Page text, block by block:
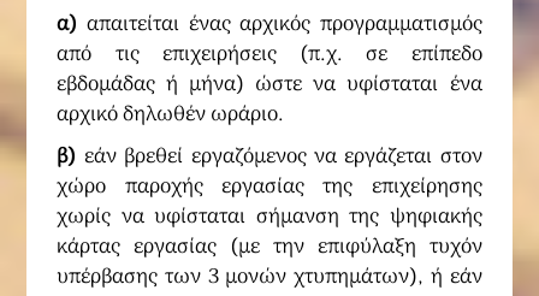
α) απαιτείται ένας αρχικός προγραμματισμός
από τις επιχειρήσεις (π.χ. σε επίπεδο
εβδομάδας ή μήνα) ώστε να υφίσταται ένα
αρχικό δηλωθέν ωράριο.
β) εάν βρεθεί εργαζόμενος να εργάζεται στον
χώρο παροχής εργασίας της επιχείρησης
χωρίς να υφίσταται σήμανση της ψηφιακής
κάρτας εργασίας (με την επιφύλαξη τυχόν
υπέρβασης των 3 μονών χτυπημάτων), ή εάν